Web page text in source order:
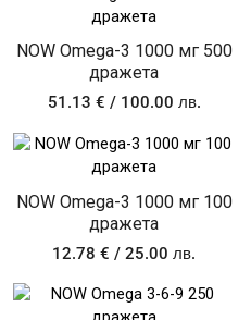
NOW Omega-3 1000 мг 500
дражета
51.13 € / 100.00 лв.
NOW Omega-3 1000 мг 100
дражета
12.78€ / 25.00 лв.